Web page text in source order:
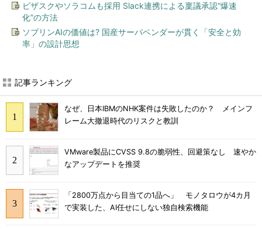
ビザスクやソラコムも採用 Slack連携による稟議承認“爆速
化”の方法
ソブリンAIの価値は? 国産サーバベンダーが貫く「安全と効
率」の設計思想
記事ランキング
なぜ、日本IBMのNHK案件は失敗したのか？ メインフ
レーム大撤退時代のリスクと教訓
VMware製品にCVSS 9.8の脆弱性、回避策なし 速やか
なアップデートを推奨
「2800万点から目当ての1品へ」 モノタロウが4カ月
で実装した、AI任せにしない独自検索機能